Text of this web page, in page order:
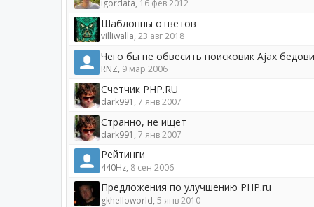
igordata, 16 фев 2012
Шаблонны ответов
villiwalla, 23 авг 2018
Чего бы не обвесить поисковик Ajax
RNZ, 9 мар 2006
Счетчик PHP.RU
dark991 , 7 янв 2007
Странно, не ищет
dark991 , 7 янв 2007
Рейтинги
440Hz, 8 сен 2006
Предложения по улучшению PHP.ru
gkhelloworld, 5 янв 2010